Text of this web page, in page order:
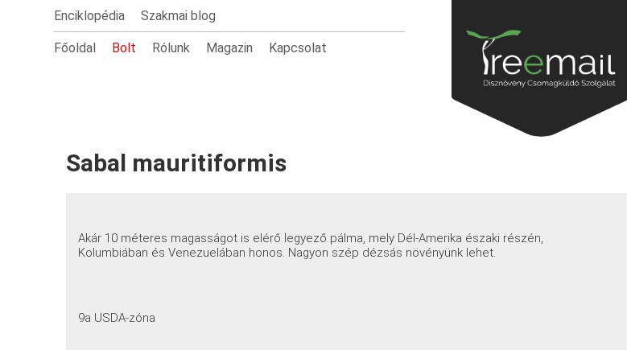
Enciklopédia Szakmai blog
Főoldal Bolt Rólunk Magazin Kapcsolat
Sabal mauritiformis
Akár 10 méteres magasságot is elérő legyező pálma, mely Dél-Amerika északi részén,
Kolumbiában és Venezuelában honos. Nagyon szép dézsás növényünk lehet.
9a USDA-zóna